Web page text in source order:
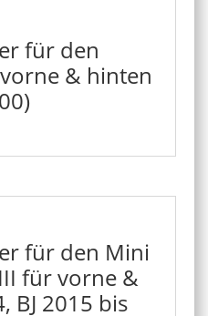
für den
& hinten
für den Mini
für vorne &
BJ 2015 bis